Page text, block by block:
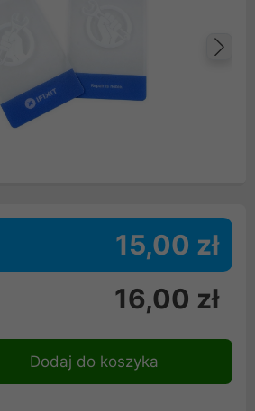
15,00 zł
16,00 zł
Dodaj do koszyka